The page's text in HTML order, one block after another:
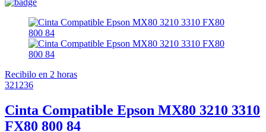
Recibilo en 2 horas
321236
Cinta Compatible Epson MX80 3210 3310
FX80 800 84